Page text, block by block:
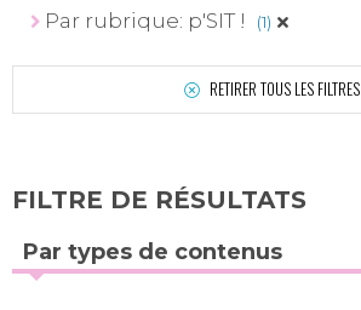
Par rubrique: p'SIT ! (1)
RETIRER TOUS LES FILTRES
FILTRE DE RÉSULTATS
Par types de contenus